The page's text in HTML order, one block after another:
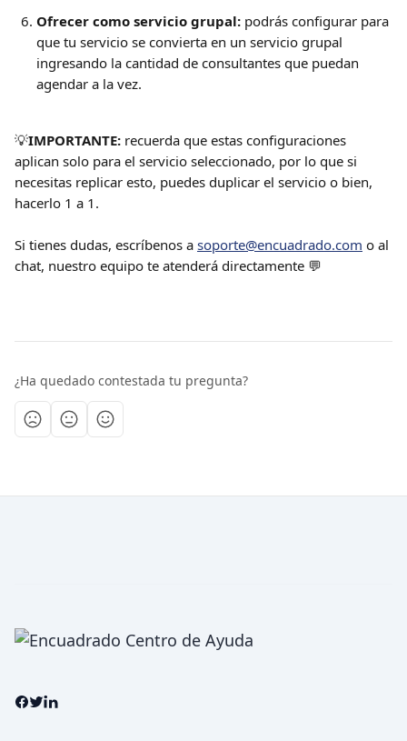
Ofrecer como servicio grupal: podrás configurar para
que tu servicio se convierta en un servicio grupal
ingresando la cantidad de consultantes que puedan
agendar a la vez.
💡IMPORTANTE: recuerda que estas configuraciones
aplican solo para el servicio seleccionado, por lo que si
necesitas replicar esto, puedes duplicar el servicio o bien,
hacerlo 1 a 1.
Si tienes dudas, escríbenos a soporte@encuadrado.com o al
chat, nuestro equipo te atenderá directamente 💬
¿Ha quedado contestada tu pregunta?